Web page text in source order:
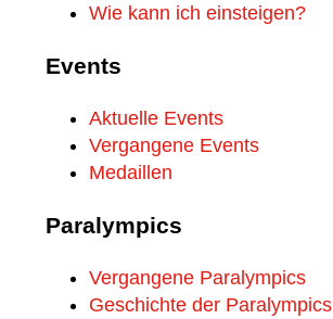
Wie kann ich einsteigen?
Events
Aktuelle Events
Vergangene Events
Medaillen
Paralympics
Vergangene Paralympics
Geschichte der Paralympics